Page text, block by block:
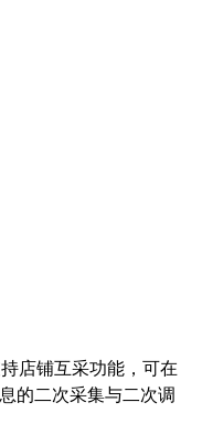
店铺互采功能，可在
的二次采集与二次调